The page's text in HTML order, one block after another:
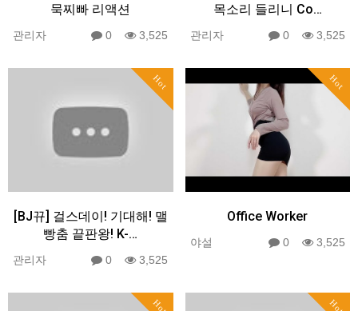
묵찌빠 리액션
관리자 0 3,525
목소리 들리니 Co…
관리자 0 3,525
Hot
[BJ뀨] 걸스데이! 기대해! 맬
빵춤 끝판왕! K-…
관리자 0 3,525
Hot
Office Worker
야설 0 3,525
Hot Hot